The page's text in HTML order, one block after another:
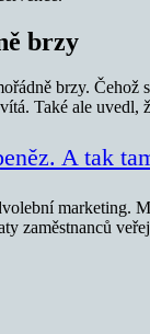
brzy
brzy.
Také ale
A tak
marketing.
zaměstnanců